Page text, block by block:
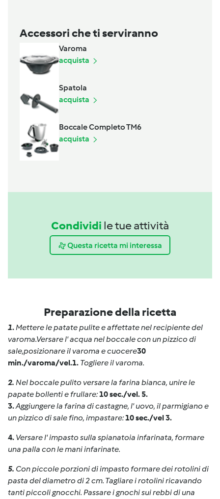
Accessori che ti serviranno
Varoma
acquista
Spatola
acquista
Boccale Completo TM6
acquista
Condividi le tue attività
Questa ricetta mi interessa
Preparazione della ricetta
1.Mettere le patate pulite e affettate nel recipiente del
varoma.Versare l' acqua nel boccale con un pizzico di
sale,posizionare il varoma e cuocere30
min./varoma/vel.1. Togliere il varoma.
2. Nel boccale pulito versare la farina bianca, unire le
papate bollenti e frullare:10 sec./vel. 5.
3.Aggiungere la farina di castagne, l' uovo, il parmigiano e
un pizzico di sale fino, impastare:10 sec./vel 3.
4. Versare l' impasto sulla spianatoia infarinata, formare
una palla con le mani infarinate.
5. Con piccole porzioni di impasto formare dei rotolini di
pasta del diametro di 2 cm. Tagliare i rotolini ricavando
tanti piccoli gnocchi. Passare i gnochi sui rebbi di una